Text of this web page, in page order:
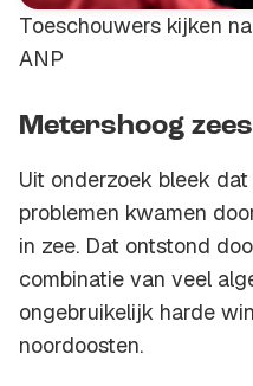
Toeschouwers kijken
ANP
Metershoog
Uit onderzoek bleek
problemen kwamen
in zee. Dat ontstond
combinatie van veel
ongebruikelijk harde
noordoosten.